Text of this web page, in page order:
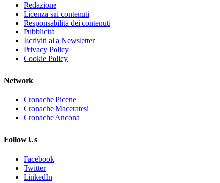
Redazione
Licenza sui contenuti
Responsabilità dei contenuti
Pubblicità
Iscriviti alla Newsletter
Privacy Policy
Cookie Policy
Network
Cronache Picene
Cronache Maceratesi
Cronache Ancona
Follow Us
Facebook
Twitter
LinkedIn